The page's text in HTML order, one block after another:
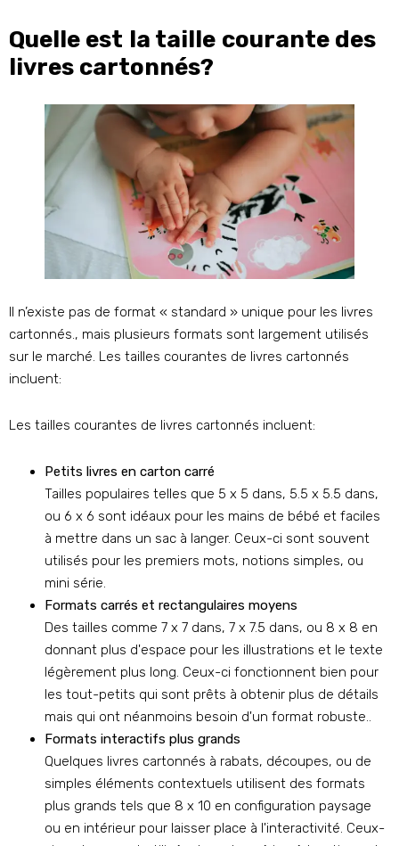
Quelle est la taille courante des
livres cartonnés?
Il n’existe pas de format « standard » unique pour les livres
cartonnés., mais plusieurs formats sont largement utilisés
sur le marché. Les tailles courantes de livres cartonnés
incluent:
Les tailles courantes de livres cartonnés incluent:
Petits livres en carton carré
Tailles populaires telles que 5 x 5 dans, 5.5 x 5.5 dans,
ou 6 x 6 sont idéaux pour les mains de bébé et faciles
à mettre dans un sac à langer. Ceux-ci sont souvent
utilisés pour les premiers mots, notions simples, ou
mini série.
Formats carrés et rectangulaires moyens
Des tailles comme 7 x 7 dans, 7 x 7.5 dans, ou 8 x 8 en
donnant plus d'espace pour les illustrations et le texte
légèrement plus long. Ceux-ci fonctionnent bien pour
les tout-petits qui sont prêts à obtenir plus de détails
mais qui ont néanmoins besoin d'un format robuste..
Formats interactifs plus grands
Quelques livres cartonnés à rabats, découpes, ou de
simples éléments contextuels utilisent des formats
plus grands tels que 8 x 10 en configuration paysage
ou en intérieur pour laisser place à l'interactivité. Ceux-